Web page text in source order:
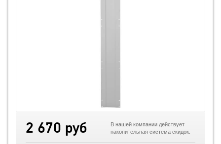
2 670 руб
В нашей компании действует
накопительная система скидок.